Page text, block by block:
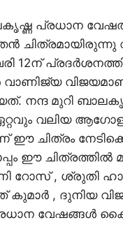
പ്രധാന
ചിത്രമായിരുന്നു
12ന്
വാണിജ്യ
നന്ദ മുറി
വലിയ
ചിത്രം
ഈ ചിത്രത്തിൽ
റോസ് , ശ്രുതി
കുമാർ , ദുനിയ
വേഷങ്ങൾ